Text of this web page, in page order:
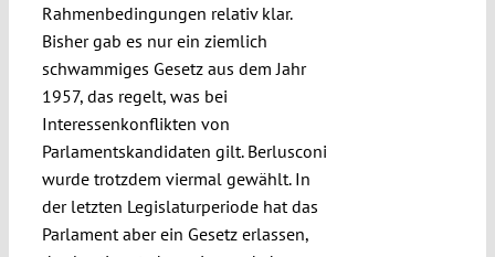
Rahmenbedingungen relativ klar.
Bisher gab es nur ein ziemlich
schwammiges Gesetz aus dem Jahr
1957, das regelt, was bei
Interessenkonflikten von
Parlamentskandidaten gilt. Berlusconi
wurde trotzdem viermal gewählt. In
der letzten Legislaturperiode hat das
Parlament aber ein Gesetz erlassen,